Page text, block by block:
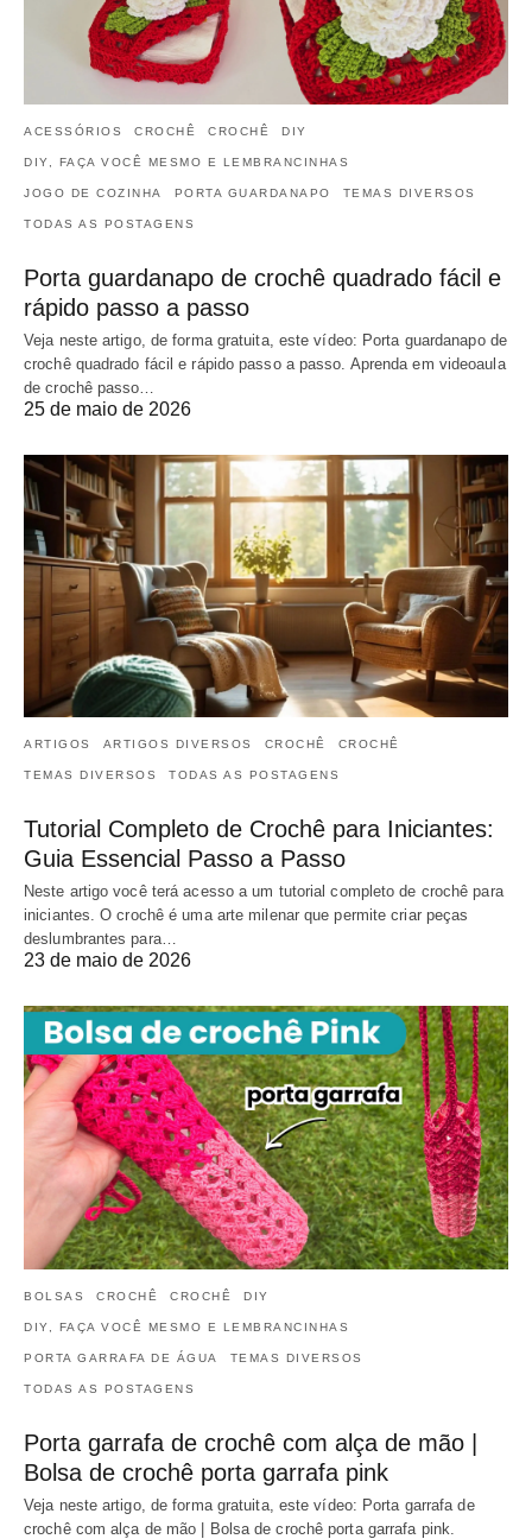
ACESSÓRIOS CROCHÊ CROCHÊ DIY
DIY, FAÇA VOCÊ MESMO E LEMBRANCINHAS
JOGO DE COZINHA PORTA GUARDANAPO TEMAS DIVERSOS
TODAS AS POSTAGENS
Porta guardanapo de crochê quadrado fácil e
rápido passo a passo
Veja neste artigo, de forma gratuita, este vídeo: Porta guardanapo de
crochê quadrado fácil e rápido passo a passo. Aprenda em videoaula
de crochê passo…
25 de maio de 2026
ARTIGOS ARTIGOS DIVERSOS CROCHÊ CROCHÊ
TEMAS DIVERSOS TODAS AS POSTAGENS
Tutorial Completo de Crochê para Iniciantes:
Guia Essencial Passo a Passo
Neste artigo você terá acesso a um tutorial completo de crochê para
iniciantes. O crochê é uma arte milenar que permite criar peças
deslumbrantes para…
23 de maio de 2026
BOLSAS CROCHÊ CROCHÊ DIY
DIY, FAÇA VOCÊ MESMO E LEMBRANCINHAS
PORTA GARRAFA DE ÁGUA TEMAS DIVERSOS
TODAS AS POSTAGENS
Porta garrafa de crochê com alça de mão |
Bolsa de crochê porta garrafa pink
Veja neste artigo, de forma gratuita, este vídeo: Porta garrafa de
crochê com alça de mão | Bolsa de crochê porta garrafa pink.